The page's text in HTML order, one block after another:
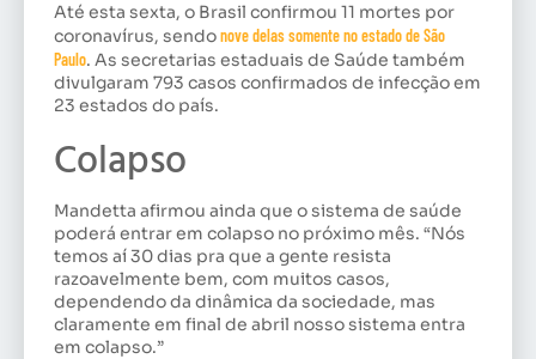
Até esta sexta, o Brasil confirmou 11 mortes por
coronavírus, sendonove delas somente no estado de São
Paulo. As secretarias estaduais de Saúde também
divulgaram 793 casos confirmados de infecção em
23 estados do país.
Colapso
Mandetta afirmou ainda que o sistema de saúde
poderá entrar em colapso no próximo mês. “Nós
temos aí 30 dias pra que a gente resista
razoavelmente bem, com muitos casos,
dependendo da dinâmica da sociedade, mas
claramente em final de abril nosso sistema entra
em colapso.”